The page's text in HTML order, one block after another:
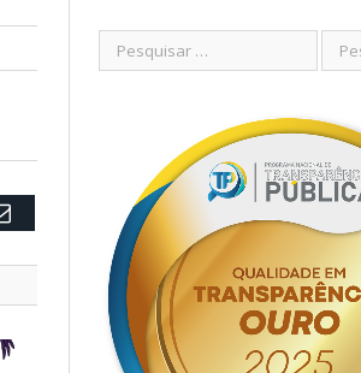
Email